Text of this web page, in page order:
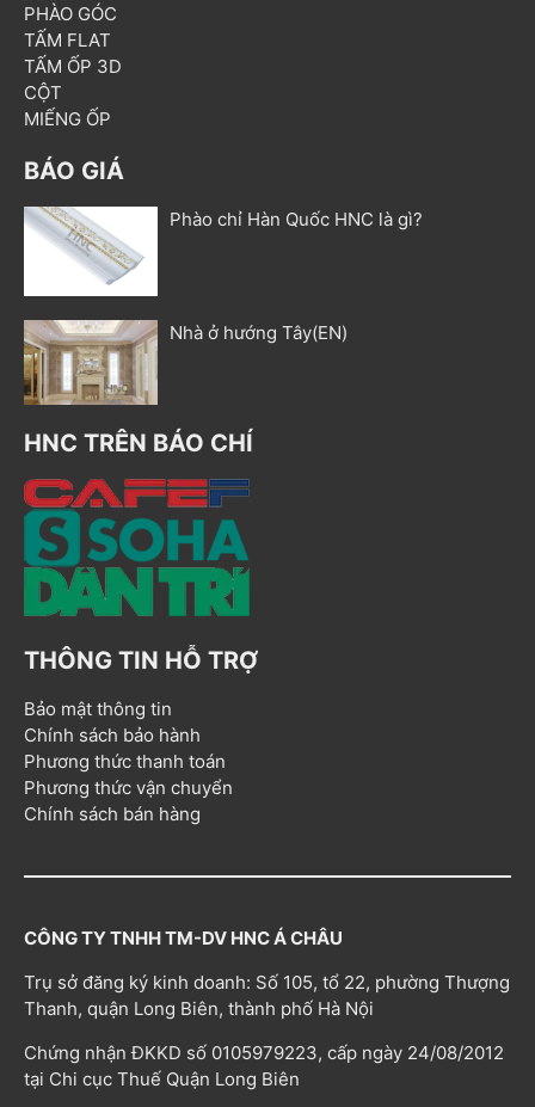
PHÀO GÓC
TẤM FLAT
TẤM ỐP 3D
CỘT
MIẾNG ỐP
BÁO GIÁ
Phào chỉ Hàn Quốc HNC là gì?
Nhà ở hướng Tây(EN)
HNC TRÊN BÁO CHÍ
THÔNG TIN HỖ TRỢ
Bảo mật thông tin
Chính sách bảo hành
Phương thức thanh toán
Phương thức vận chuyển
Chính sách bán hàng
CÔNG TY TNHH TM-DV HNC Á CHÂU
Trụ sở đăng ký kinh doanh: Số 105, tổ 22, phường Thượng
Thanh, quận Long Biên, thành phố Hà Nội
Chứng nhận ĐKKD số 0105979223, cấp ngày 24/08/2012
tại Chi cục Thuế Quận Long Biên